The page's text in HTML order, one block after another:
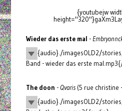
{youtubejw
Wieder das erste mal -
{audio}./imagesOLD2/
Band - wieder das erste
The doon -Qvaris(5 rue christine
{audio}./imagesOLD2/